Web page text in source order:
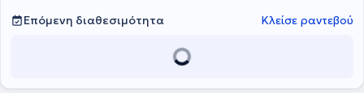
Επόμενη διαθεσιμότητα Κλείσε ραντεβού